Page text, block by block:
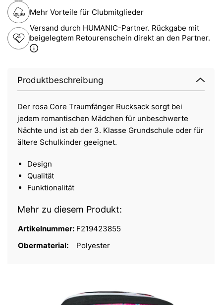
Mehr Vorteile für Clubmitglieder
Versand durch HUMANIC-Partner. Rückgabe mit
beigelegtem Retourenschein direkt an den Partner.
Produktbeschreibung
Der rosa Core Traumfänger Rucksack sorgt bei
jedem romantischen Mädchen für unbeschwerte
Nächte und ist ab der 3. Klasse Grundschule oder für
ältere Schulkinder geeignet.
Design
Qualität
Funktionalität
Mehr zu diesem Produkt:
Artikelnummer: F219423855
Obermaterial:
Polyester